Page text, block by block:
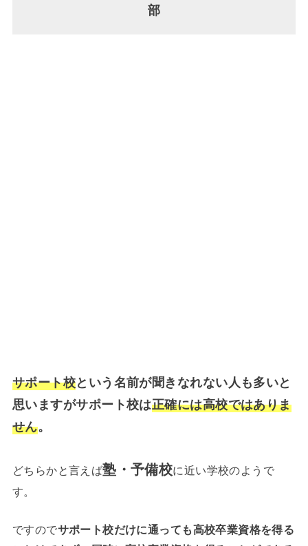
部
サポート校という名前が聞きなれない人も多いと
思いますがサポート校は正確には高校ではありま
せん。
どちらかと言えば塾・予備校に近い学校のようで
す。
ですのでサポート校だけに通っても高校卒業資格を得る